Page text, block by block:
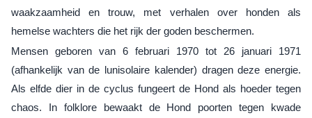
waakzaamheid en trouw, met verhalen over honden als
hemelse wachters die het rijk der goden beschermen.
Mensen geboren van 6 februari 1970 tot 26 januari 1971
(afhankelijk van de lunisolaire kalender) dragen deze energie.
Als elfde dier in de cyclus fungeert de Hond als hoeder tegen
chaos. In folklore bewaakt de Hond poorten tegen kwade